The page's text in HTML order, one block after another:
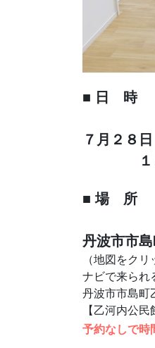
■ 日 時
７月２８
１０
■ 場 所
丹波市市
（地図をク
ナビで来られ
丹波市市島町
【乙河内公
予約なしで時